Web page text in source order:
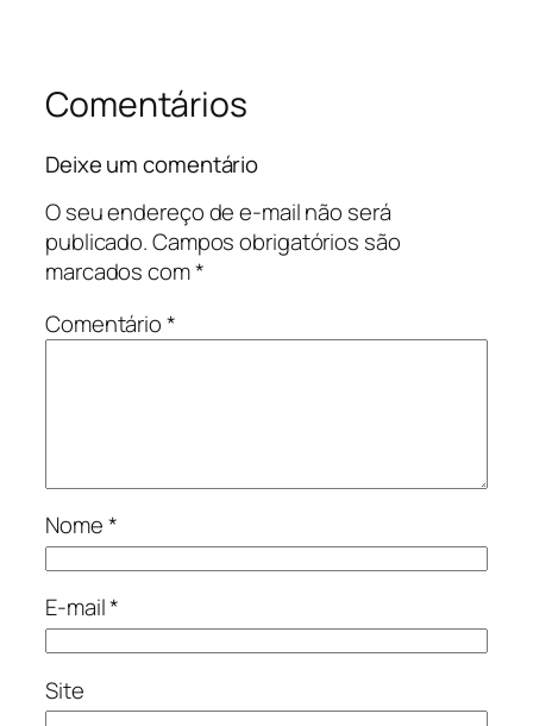
Comentários
Deixe um comentário
O seu endereço de e-mail não será
publicado.Campos obrigatórios são
marcados com*
Comentário*
Nome*
E-mail*
Site